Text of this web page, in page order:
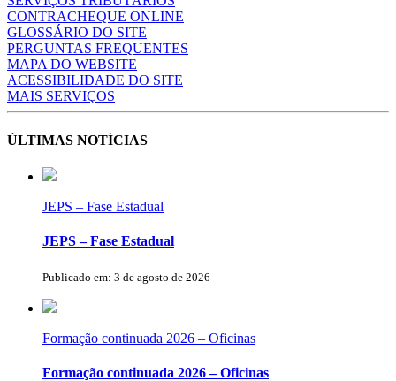
CONTRACHEQUE ONLINE
GLOSSÁRIO DO SITE
PERGUNTAS FREQUENTES
MAPA DO WEBSITE
ACESSIBILIDADE DO SITE
MAIS SERVIÇOS
ÚLTIMAS NOTÍCIAS
JEPS – Fase Estadual
JEPS – Fase Estadual
Publicado em: 3 de agosto de 2026
Formação continuada 2026 – Oficinas
Formação continuada 2026 – Oficinas